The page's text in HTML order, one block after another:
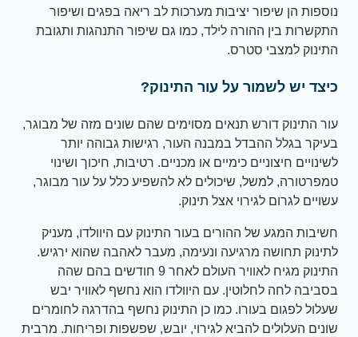
נוספות הן שיפור יציבות מערכות לב ריאה בפגים ושיפור
התקשרות בין ההורה לילד, כמו גם שיפור התנהגות ותגובת
התינוק למצבי סטרס.
כיצד יש לשמור על עור התינוק?
עור התינוק דורש תנאים מסוימים שהם שונים מזה של מבוגר,
בעיקר בגלל ההבדל במבנה העור, רגישות גבוהה יותר
לשינויים חיצוניים כימיים או מכניים. רטיבות, חיכוך ושינוי
טמפרטורה, למשל, שיכולים לא להשפיע כלל על עור מבוגר,
עשויים לגרום לגירוי אצל תינוק.
חשיבות המגע של ההורים בעור התינוק עם היוולדו, מעניק
לתינוק תחושה מרגיעה ונעימה, מעבר לאהבה שהוא ירגיש.
התינוק מגיח לאוויר העולם לאחר 9 חודשים בהם שהה
בסביבה לחה לחלוטין. עם היוולדו הוא נחשף לאוויר יבש
שעלול לפגום בעורו. כמו כן התינוק נחשף בהדרגה לחומרים
שונים העלולים להביא לגירוי, יובש, שפשפות ופריחות. מרבית